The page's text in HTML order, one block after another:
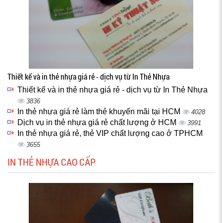
Thiết kế và in thẻ nhựa giá rẻ - dịch vụ từ In Thẻ Nhựa
Thiết kế và in thẻ nhựa giá rẻ - dịch vụ từ In Thẻ Nhựa
3836
In thẻ nhựa giá rẻ làm thẻ khuyến mãi tại HCM 4028
Dịch vụ in thẻ nhựa giá rẻ chất lượng ở HCM 3991
In thẻ nhựa giá rẻ, thẻ VIP chất lượng cao ở TPHCM
3655
IN THẺ NHỰA CAO CẤP